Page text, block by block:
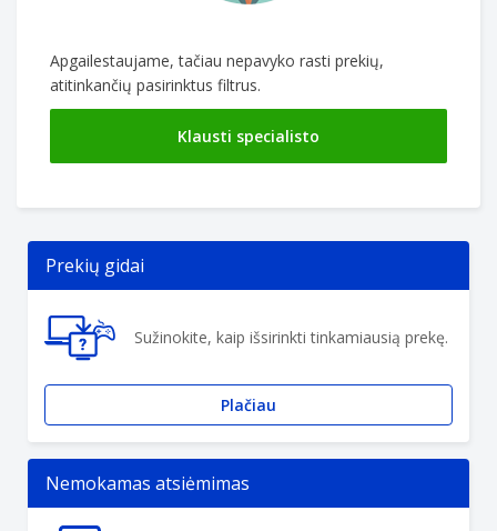
Apgailestaujame, tačiau nepavyko rasti prekių,
atitinkančių pasirinktus filtrus.
Klausti specialisto
Prekių gidai
Sužinokite, kaip išsirinkti tinkamiausią prekę.
Plačiau
Nemokamas atsiėmimas